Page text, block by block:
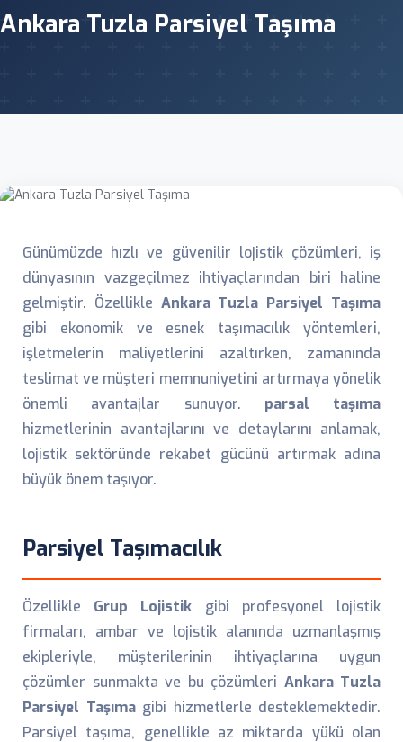
Ankara Tuzla Parsiyel Taşıma
Günümüzde hızlı ve güvenilir lojistik çözümleri, iş
dünyasının vazgeçilmez ihtiyaçlarından biri haline
gelmiştir. Özellikle Ankara Tuzla Parsiyel Taşıma
gibi ekonomik ve esnek taşımacılık yöntemleri,
işletmelerin maliyetlerini azaltırken, zamanında
teslimat ve müşteri memnuniyetini artırmaya yönelik
önemli avantajlar sunuyor. parsal taşıma
hizmetlerinin avantajlarını ve detaylarını anlamak,
lojistik sektöründe rekabet gücünü artırmak adına
büyük önem taşıyor.
Parsiyel Taşımacılık
Özellikle Grup Lojistik gibi profesyonel lojistik
firmaları, ambar ve lojistik alanında uzmanlaşmış
ekipleriyle, müşterilerinin ihtiyaçlarına uygun
çözümler sunmakta ve bu çözümleri Ankara Tuzla
Parsiyel Taşımagibi hizmetlerle desteklemektedir.
Parsiyel taşıma, genellikle az miktarda yükü olan